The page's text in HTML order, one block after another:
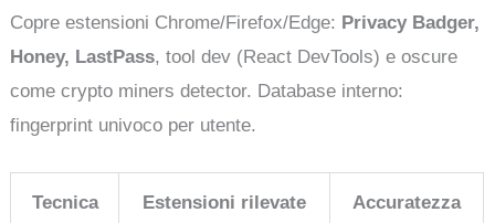
Copre estensioni Chrome/Firefox/Edge: Privacy Badger,
Honey, LastPass, tool dev (React DevTools) e oscure
come crypto miners detector. Database interno:
fingerprint univoco per utente.
Tecnica Estensioni rilevate Accuratezza